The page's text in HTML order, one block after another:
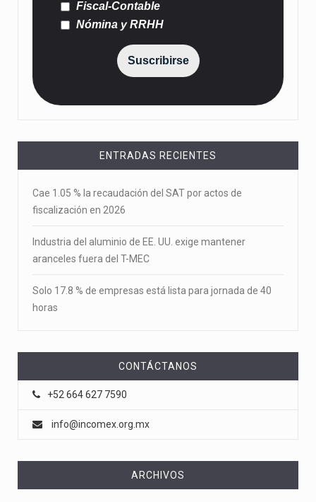
Fiscal-Contable
Nómina y RRHH
Suscribirse
ENTRADAS RECIENTES
Cae 1.05 % la recaudación del SAT por actos de
fiscalización en 2026
Industria del aluminio de EE. UU. exige mantener
aranceles fuera del T-MEC
Solo 17.8 % de empresas está lista para jornada de 40
horas
CONTÁCTANOS
+52 664 627 7590
info@incomex.org.mx
ARCHIVOS